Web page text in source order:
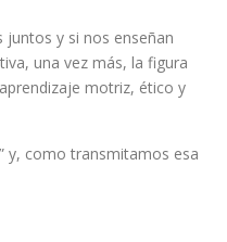
y si nos enseñan
una vez más, la figura
motriz, ético y
y, como transmitamos esa